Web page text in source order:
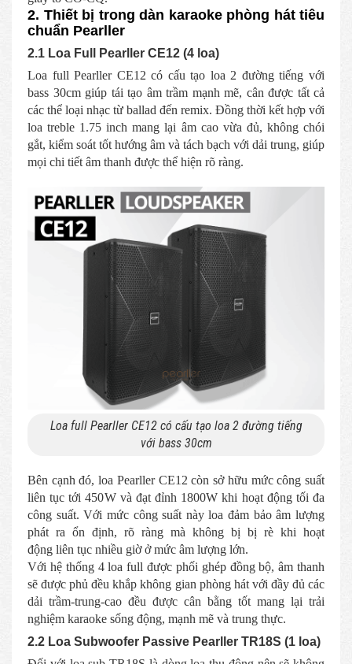
2. Thiết bị trong dàn karaoke phòng hát tiêu
chuẩn Pearller
2.1 Loa Full Pearller CE12 (4 loa)
Loa full Pearller CE12 có cấu tạo loa 2 đường tiếng với
bass 30cm giúp tái tạo âm trầm mạnh mẽ, cân được tất cả
các thể loại nhạc từ ballad đến remix. Đồng thời kết hợp với
loa treble 1.75 inch mang lại âm cao vừa đủ, không chói
gắt, kiểm soát tốt hướng âm và tách bạch với dải trung, giúp
mọi chi tiết âm thanh được thể hiện rõ ràng.
Loa full Pearller CE12 có cấu tạo loa 2 đường tiếng
với bass 30cm
Bên cạnh đó, loa Pearller CE12 còn sở hữu mức công suất
liên tục tới 450W và đạt đỉnh 1800W khi hoạt động tối đa
công suất. Với mức công suất này loa đảm bảo âm lượng
phát ra ổn định, rõ ràng mà không bị bị rè khi hoạt
động liên tục nhiều giờ ở mức âm lượng lớn.
Với hệ thống 4 loa full được phối ghép đồng bộ, âm thanh
sẽ được phủ đều khắp không gian phòng hát với đầy đủ các
dải trầm-trung-cao đều được cân bằng tốt mang lại trải
nghiệm karaoke sống động, mạnh mẽ và trung thực.
2.2 Loa Subwoofer Passive Pearller TR18S (1 loa)